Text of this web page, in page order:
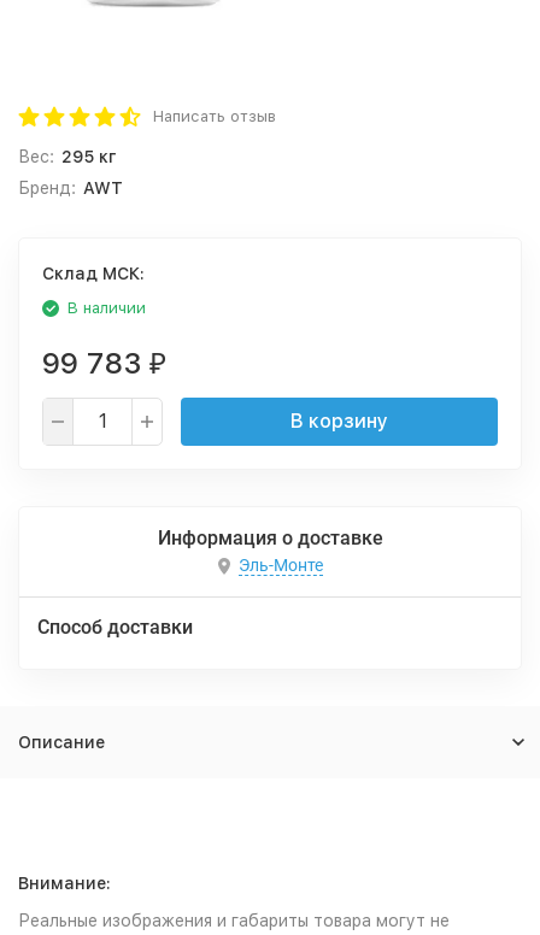
Написать отзыв
Вес: 295 кг
Бренд: AWT
Cклад МСК:
В наличии
99 783 ₽
В корзину
Информация о доставке
Эль-Монте
Способ доставки
Описание
Внимание:
Реальные изображения и габариты товара могут не